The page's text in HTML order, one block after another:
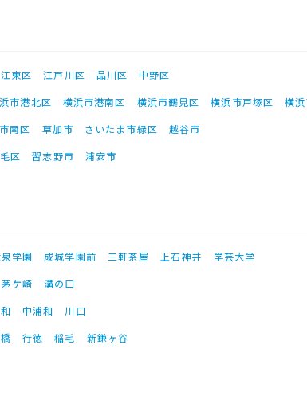
江東区 江戸川区 品川区
中野区
市港北区 横浜市港南区 横浜市鶴見区 横浜市戸塚区
横
南区 草加市 さいたま市緑区
越谷市
区 習志野市 浦安市
学園 成城学園前 三軒茶屋 上石神井
学芸大学
茅ケ崎
溝の口
中浦和
川口
行徳 稲毛 新鎌ヶ谷